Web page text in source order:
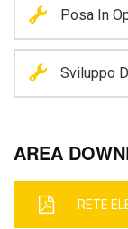
Posa In
Sviluppo
AREA
RETE